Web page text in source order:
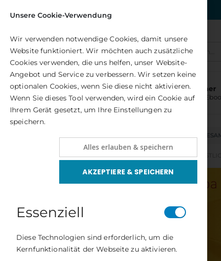
Alle(s)
Bücher
und
GESAMTPROGRAMM BUDDHISMUS, ZEN,
Bildergalerie
springen
Unsere Cookie-Verwendung
Wir verwenden notwendige Cookies, damit unsere
Website funktioniert. Wir möchten auch zusätzliche
Cookies verwenden, die uns helfen, unser Website-
Angebot und Service zu verbessern. Wir setzen keine
optionalen Cookies, wenn Sie diese nicht aktivieren.
Wenn Sie dieses Tool verwenden, wird ein Cookie auf
Ihrem Gerät gesetzt, um Ihre Einstellungen zu
speichern.
Alles erlauben & speichern
AKZEPTIERE & SPEICHERN
Essenziell
Diese Technologien sind erforderlich, um die
Kernfunktionalität der Webseite zu aktivieren.